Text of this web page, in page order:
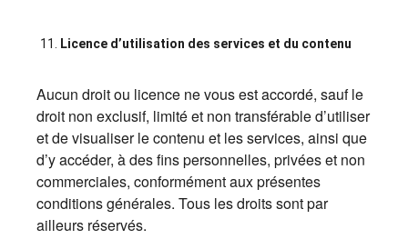
Licence d’utilisation des services et du contenu
Aucun droit ou licence ne vous est accordé, sauf le
droit non exclusif, limité et non transférable d’utiliser
et de visualiser le contenu et les services, ainsi que
d’y accéder, à des fins personnelles, privées et non
commerciales, conformément aux présentes
conditions générales. Tous les droits sont par
ailleurs réservés.